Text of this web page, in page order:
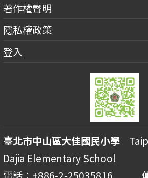
著作權聲明
隱私權政策
登入
臺北市中山區大佳國民小學
Dajia Elementary School